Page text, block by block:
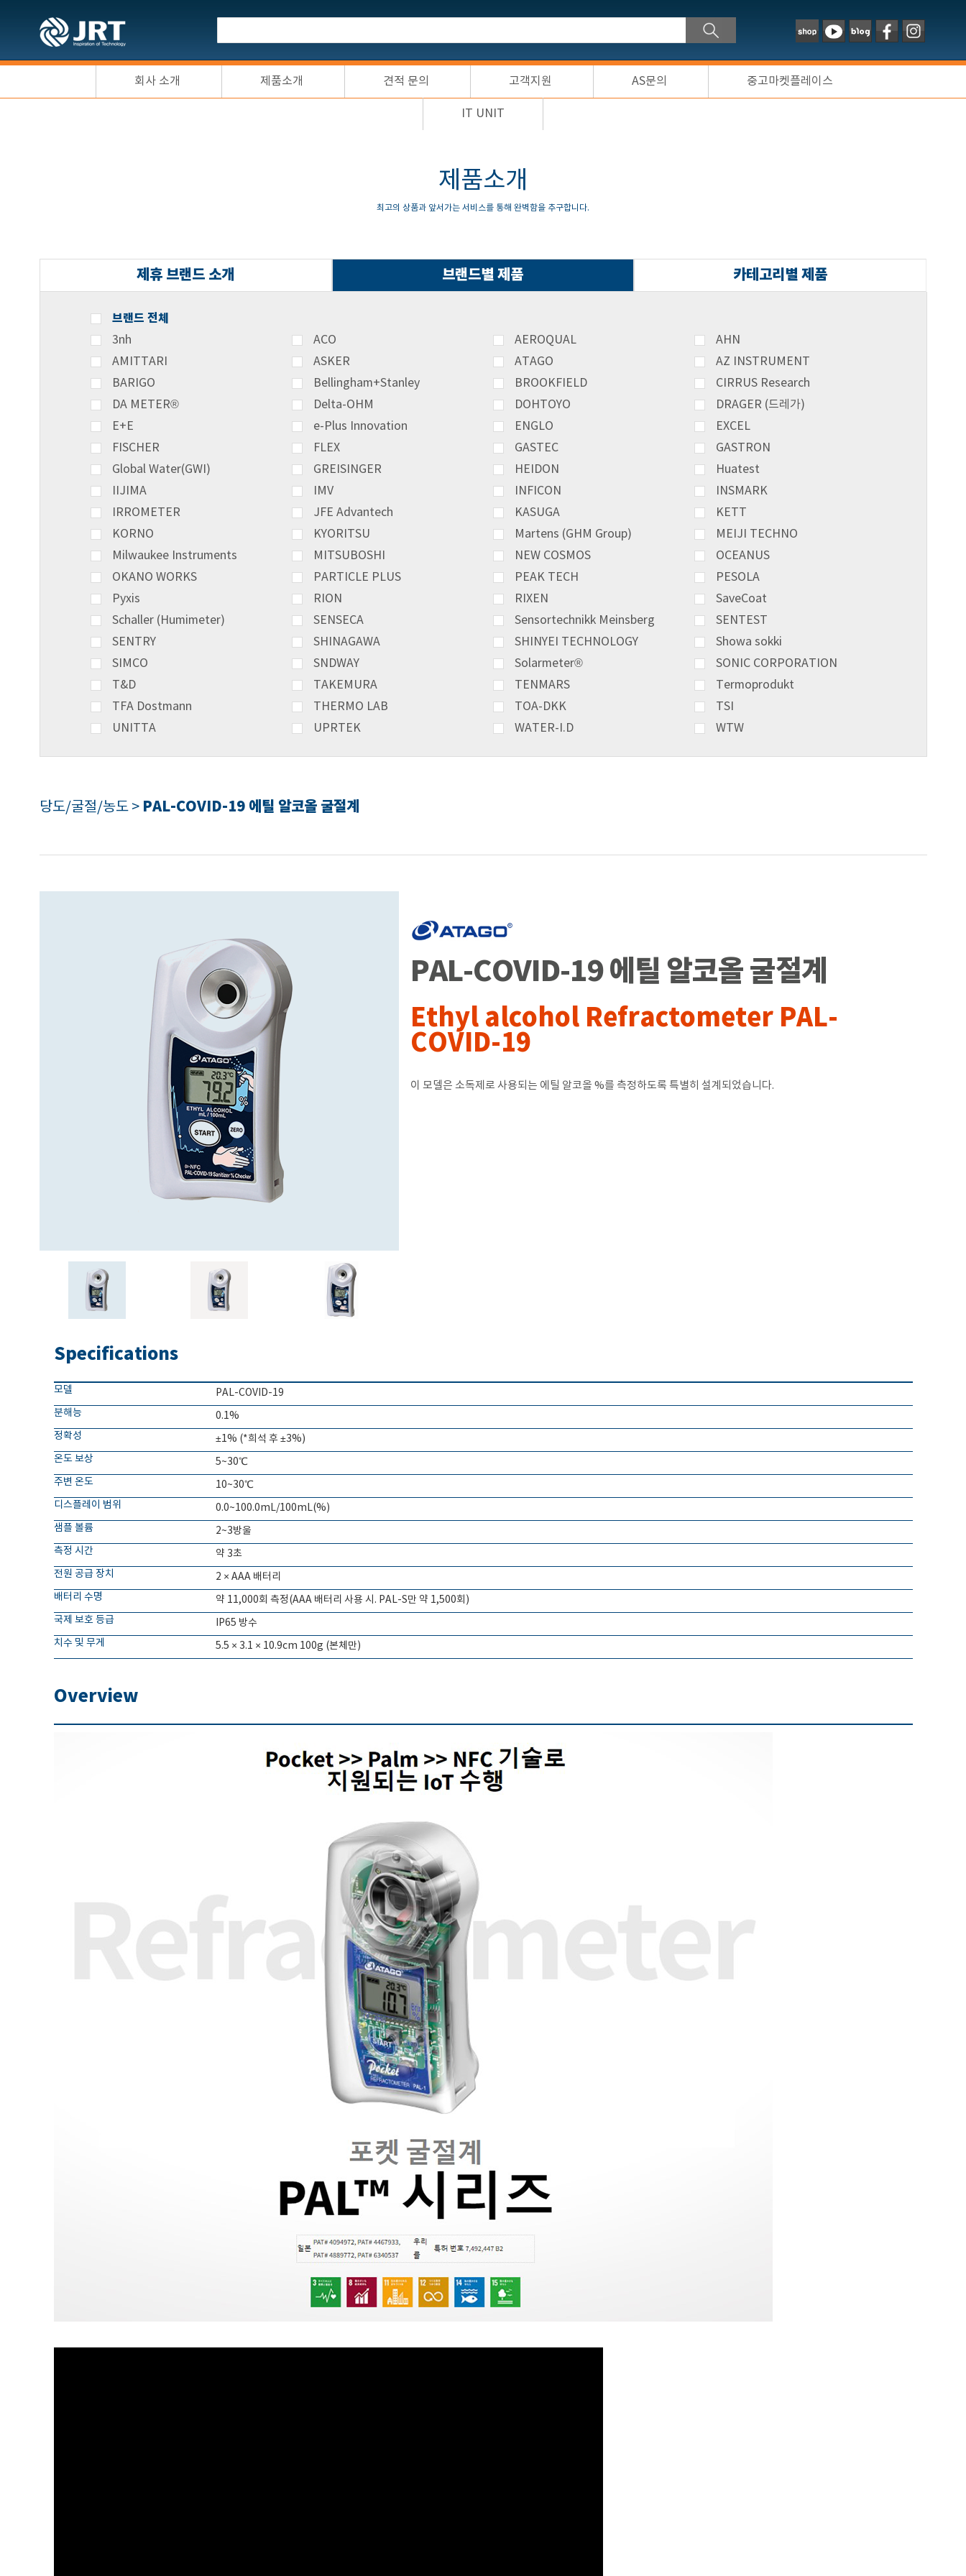
회사 소개 제품소개 견적 문의 고객지원 AS문의 중고마켓플레이스
IT UNIT
제품소개
최고의 상품과 앞서가는 서비스를 통해 완벽함을 추구합니다.
제휴 브랜드 소개 브랜드별 제품 카테고리별 제품
브랜드 전체
3nh ACO AEROQUAL
AHN
AMITTARI
ASKER ATAGO
AZ INSTRUMENT
BARIGO
Bellingham+Stanley BROOKFIELD
CIRRUS Research
DA METER®
Delta-OHM DOHTOYO
DRAGER (드레가)
E+E
e-Plus Innovation ENGLO
EXCEL
FISCHER
FLEX GASTEC
GASTRON
Global Water(GWI)
GREISINGER HEIDON
Huatest
IIJIMA
IMV INFICON
INSMARK
IRROMETER
JFE Advantech KASUGA
KETT
KORNO
KYORITSU Martens (GHM Group)
MEIJI TECHNO
Milwaukee Instruments
MITSUBOSHI NEW COSMOS
OCEANUS
OKANO WORKS
PARTICLE PLUS PEAK TECH
PESOLA
Pyxis
RION RIXEN
SaveCoat
Schaller (Humimeter)
SENSECA Sensortechnikk Meinsberg
SENTEST
SENTRY
SHINAGAWA SHINYEI TECHNOLOGY
Showa sokki
SIMCO
SNDWAY Solarmeter®
SONIC CORPORATION
T&D
TAKEMURA TENMARS
Termoprodukt
TFA Dostmann
THERMO LAB TOA-DKK
TSI
UNITTA
UPRTEK WATER-I.D WTW
당도/굴절/농도 > PAL-COVID-19 에틸 알코올 굴절계
PAL-COVID-19 에틸 알코올 굴절계
Ethyl alcohol Refractometer PAL-
COVID-19
이 모델은 소독제로 사용되는 에틸 알코올 %를 측정하도록 특별히 설계되었습니다.
Specifications
모델
PAL-COVID-19
분해능
0.1%
정확성
±1% (*희석 후 ±3%)
온도 보상
5~30℃
주변 온도
10~30℃
디스플레이 범위
0.0~100.0mL/100mL(%)
샘플 볼륨
2~3방울
측정 시간
약 3초
전원 공급 장치
2 × AAA 배터리
배터리 수명
약 11,000회 측정(AAA 배터리 사용 시. PAL-S만 약 1,500회)
국제 보호 등급
IP65 방수
치수 및 무게
5.5 × 3.1 × 10.9cm 100g (본체만)
Overview